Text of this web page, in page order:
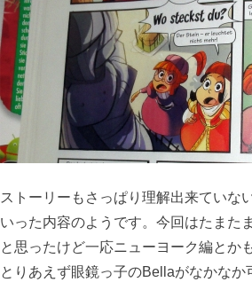
ストーリーもさっぱり理解出来ていな
いった内容のようです。今回はたまた
と思ったけど一応ニューヨーク編とか
とりあえず眼鏡っ子のBellaがなかなか